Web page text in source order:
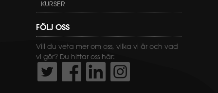
KURSER
FÖLJ OSS
Vill du veta mer om oss, vilka vi är och vad
vi gör? Du hittar oss här: